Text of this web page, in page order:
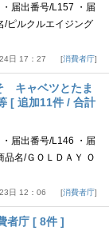
届出番号/L157 ・届
/ピルクルエイジング
日 17：27 消費者庁
キャベツとたま
[ 追加11件 / 合計
届出番号/L146 ・届
名/ＧＯＬＤＡＹ Ｏ
日 12：06 消費者庁
者庁 [ 8件 ]